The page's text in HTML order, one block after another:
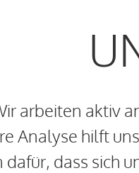
arbeiten aktiv
Analyse hilft
dafür, dass sich